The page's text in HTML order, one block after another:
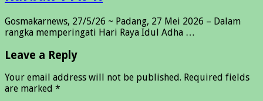
Gosmakarnews, 27/5/26 ~ Padang, 27 Mei 2026 – Dalam
rangka memperingati Hari Raya Idul Adha …
Leave a Reply
Your email address will not be published. Required fields
are marked *